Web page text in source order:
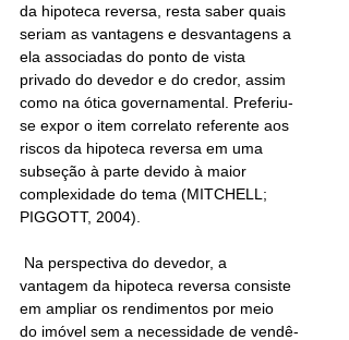
da hipoteca reversa, resta saber quais
seriam as vantagens e desvantagens a
ela associadas do ponto de vista
privado do devedor e do credor, assim
como na ótica governamental. Preferiu-
se expor o item correlato referente aos
riscos da hipoteca reversa em uma
subseção à parte devido à maior
complexidade do tema (MITCHELL;
PIGGOTT, 2004).
vantagem da hipoteca reversa consiste
em ampliar os rendimentos por meio
do imóvel sem a necessidade de vendê-